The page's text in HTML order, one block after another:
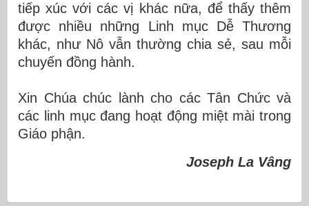
tiếp xúc với các vị khác nữa, để thấy thêm
được nhiều những Linh mục Dễ Thương
khác, như Nô vẫn thường chia sẻ, sau mỗi
chuyến đồng hành.
Xin Chúa chúc lành cho các Tân Chức và
các linh mục đang hoạt động miệt mài trong
Giáo phận.
Joseph La Vâng